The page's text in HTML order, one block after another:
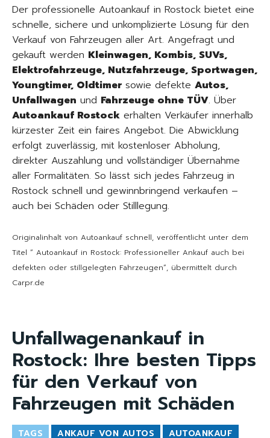
Der professionelle Autoankauf in Rostock bietet eine
schnelle, sichere und unkomplizierte Lösung für den
Verkauf von Fahrzeugen aller Art. Angefragt und
gekauft werden Kleinwagen, Kombis, SUVs,
Elektrofahrzeuge, Nutzfahrzeuge, Sportwagen,
Youngtimer, Oldtimer sowie defekte Autos,
Unfallwagen und Fahrzeuge ohne TÜV. Über
Autoankauf Rostock erhalten Verkäufer innerhalb
kürzester Zeit ein faires Angebot. Die Abwicklung
erfolgt zuverlässig, mit kostenloser Abholung,
direkter Auszahlung und vollständiger Übernahme
aller Formalitäten. So lässt sich jedes Fahrzeug in
Rostock schnell und gewinnbringend verkaufen –
auch bei Schäden oder Stilllegung.
Originalinhalt von Autoankauf schnell, veröffentlicht unter dem
Titel “ Autoankauf in Rostock: Professioneller Ankauf auch bei
defekten oder stillgelegten Fahrzeugen“, übermittelt durch
Carpr.de
Unfallwagenankauf in
Rostock: Ihre besten Tipps
für den Verkauf von
Fahrzeugen mit Schäden
TAGS ANKAUF VON AUTOS AUTOANKAUF